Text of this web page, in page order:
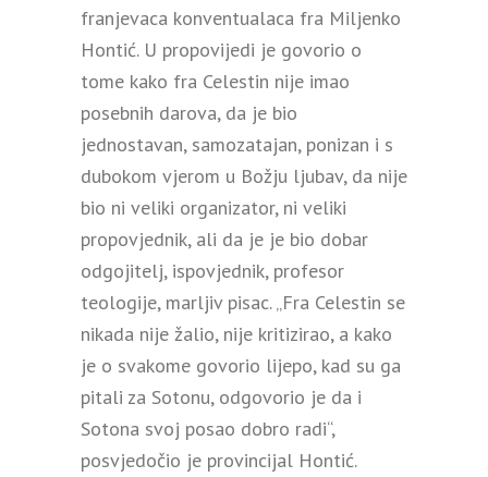
franjevaca konventualaca fra Miljenko
Hontić. U propovijedi je govorio o
tome kako fra Celestin nije imao
posebnih darova, da je bio
jednostavan, samozatajan, ponizan i s
dubokom vjerom u Božju ljubav, da nije
bio ni veliki organizator, ni veliki
propovjednik, ali da je je bio dobar
odgojitelj, ispovjednik, profesor
teologije, marljiv pisac. „Fra Celestin se
nikada nije žalio, nije kritizirao, a kako
je o svakome govorio lijepo, kad su ga
pitali za Sotonu, odgovorio je da i
Sotona svoj posao dobro radi“,
posvjedočio je provincijal Hontić.